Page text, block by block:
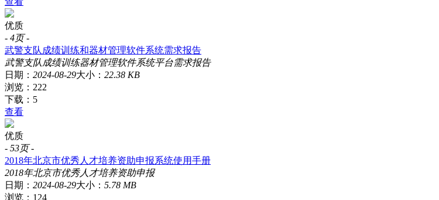
优质
- 4页-
武警支队成绩训练和器材管理软件系统需求报告
武警支队成绩训练器材管理软件系统平台需求报告
日期： 2024-08-29大小： 22.38 KB
浏览：222
下载：5
查看
优质
- 53页-
2018年北京市优秀人才培养资助申报系统使用手册
2018年北京市优秀人才培养资助申报
日期： 2024-08-29大小： 5.78 MB
浏览：124